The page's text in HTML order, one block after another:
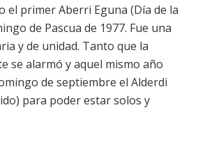
el primer Aberri Eguna (Día de la
de Pascua de 1977. Fue una
y de unidad. Tanto que la
se alarmó y aquel mismo año
de septiembre el Alderdi
para poder estar solos y